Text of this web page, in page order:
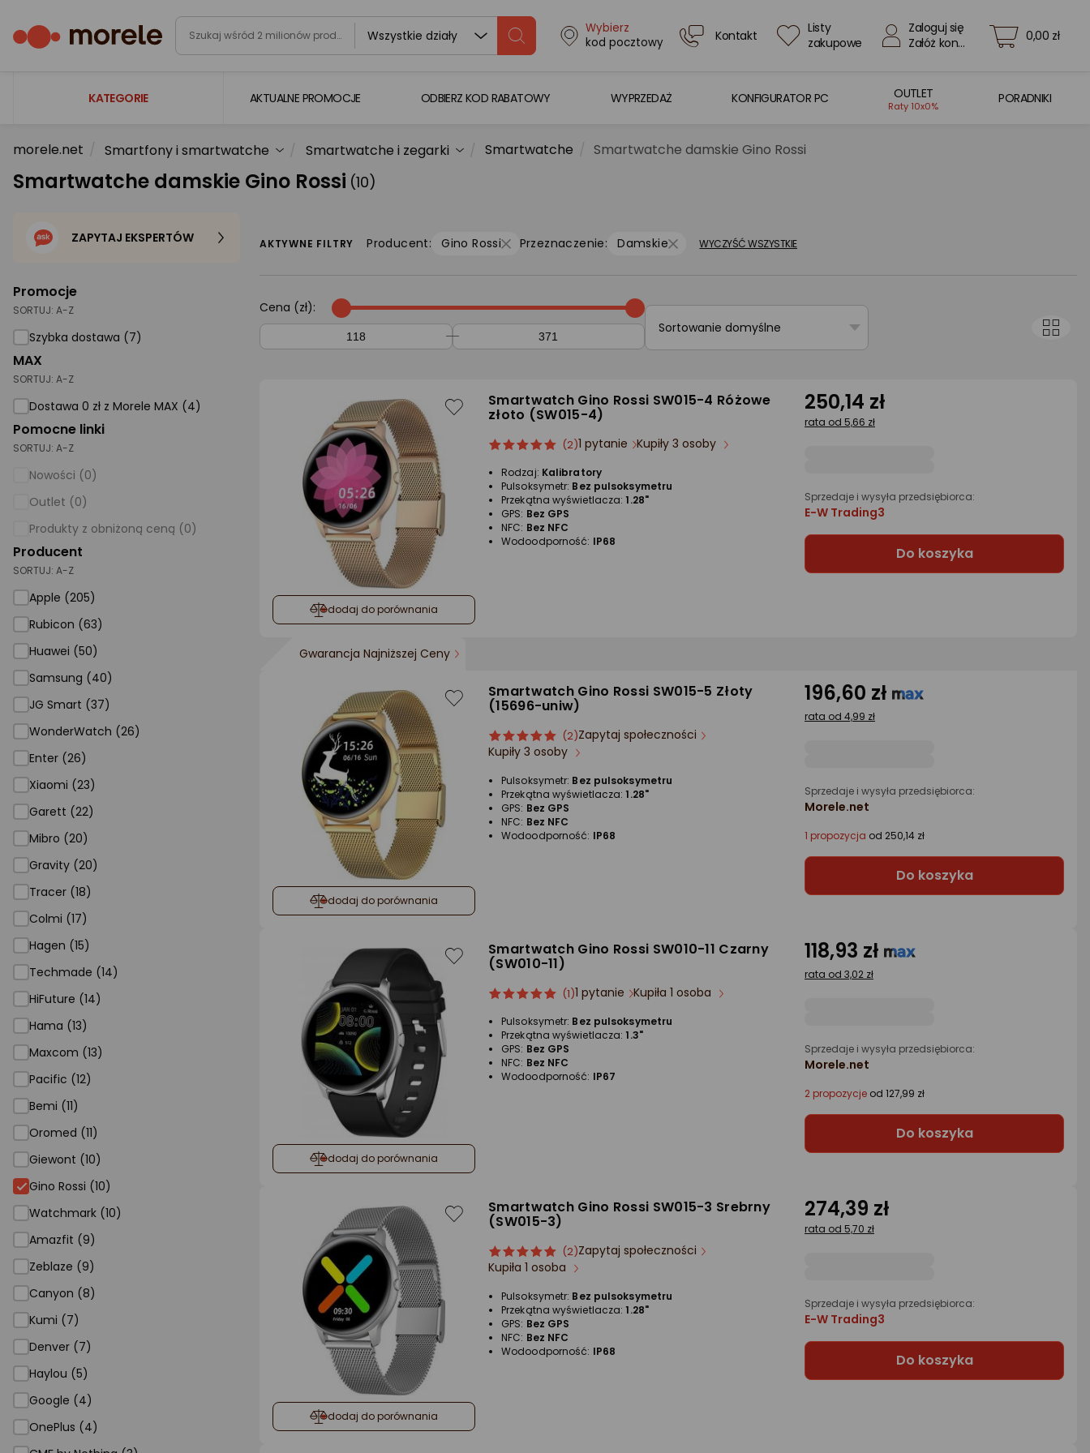
Wszystkie działy
Wybierz
kod pocztowy
Kontakt
Listy
zakupowe
Zaloguj się
Załóż konto
0,00 zł
KATEGORIE
Laptopy
Komputery
Gaming
Telewizory i audio
Foto i kamery
AGD duże
Dom i ogród
Biuro i firma
Sport i turystyka
Zabawki i dziecko
Supermarket
Strefa marek
AKTUALNE PROMOCJE ODBIERZ KOD RABATOWY WYPRZEDAŻ KONFIGURATOR PC OUTLET
Raty 10x0%
PORADNIKI
morele.net Smartfony i smartwatche Smartwatche i zegarki Smartwatche Smartwatche damskie Gino Rossi
Smartwatche damskie Gino Rossi (10)
Promocje
SORTUJ: A-Z
Szybka dostawa (7)
MAX
SORTUJ: A-Z
Dostawa 0 zł z Morele MAX (4)
Pomocne linki
SORTUJ: A-Z
Nowości (0)
Outlet (0)
Produkty z obniżoną ceną (0)
Producent
SORTUJ: A-Z
Apple (205)
Rubicon (63)
Huawei (50)
Samsung (40)
JG Smart (37)
WonderWatch (26)
Enter (26)
Xiaomi (23)
Garett (22)
Mibro (20)
Gravity (20)
Tracer (18)
Colmi (17)
Hagen (15)
Techmade (14)
HiFuture (14)
Hama (13)
Maxcom (13)
Pacific (12)
Bemi (11)
Oromed (11)
Giewont (10)
Gino Rossi
Gino Rossi (10)
Watchmark (10)
Amazfit (9)
Zeblaze (9)
Canyon (8)
Kumi (7)
Denver (7)
Haylou (5)
Google (4)
OnePlus (4)
ZAPYTAJ EKSPERTÓW AKTYWNE FILTRY Producent: Gino Rossi Przeznaczenie: Damskie WYCZYŚĆ WSZYSTKIE
Cena (zł):
Sortowanie domyślne
dodaj do porównania
Smartwatch Gino Rossi SW015-4 Różowe
złoto (SW015-4)
ocena
5/5
gwiazdki
Ocena
(2)1 pytanie Kupiły 3 osoby
Rodzaj: Kalibratory
Pulsoksymetr: Bez pulsoksymetru
Przekątna wyświetlacza: 1.28"
GPS: Bez GPS
NFC: Bez NFC
Wodoodporność: IP68
250,14 zł
rata od 5,66 zł
Sprzedaje i wysyła przedsiębiorca:
E-W Trading3
Do koszyka
Gwarancja Najniższej Ceny
dodaj do porównania
Smartwatch Gino Rossi SW015-5 Złoty
(15696-uniw)
ocena
produktu
gwiazdki
Ocena
produktu
(2)Zapytaj społeczności
Kupiły 3 osoby
Pulsoksymetr: Bez pulsoksymetru
Przekątna wyświetlacza: 1.28"
GPS: Bez GPS
NFC: Bez NFC
Wodoodporność: IP68
196,60 zł
rata od 4,99 zł
Sprzedaje i wysyła przedsiębiorca:
Morele.net
1 propozycja od 250,14 zł
Do koszyka
dodaj do porównania
Smartwatch Gino Rossi SW010-11 Czarny
(SW010-11)
ocena
5/5
gwiazdki
Ocena
(1)1 pytanie Kupiła 1 osoba
Pulsoksymetr: Bez pulsoksymetru
Przekątna wyświetlacza: 1.3"
GPS: Bez GPS
NFC: Bez NFC
Wodoodporność: IP67
118,93 zł
rata od 3,02 zł
Sprzedaje i wysyła przedsiębiorca:
Morele.net
2 propozycje od 127,99 zł
Do koszyka
dodaj do porównania
Smartwatch Gino Rossi SW015-3 Srebrny
(SW015-3)
ocena
produktu
gwiazdki
Ocena
produktu
(2)Zapytaj społeczności
Kupiła 1 osoba
Pulsoksymetr: Bez pulsoksymetru
Przekątna wyświetlacza: 1.28"
GPS: Bez GPS
NFC: Bez NFC
Wodoodporność: IP68
274,39 zł
rata od 5,70 zł
Sprzedaje i wysyła przedsiębiorca:
E-W Trading3
Do koszyka